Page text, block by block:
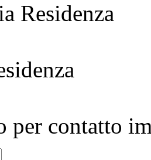
Residenza
per contatto